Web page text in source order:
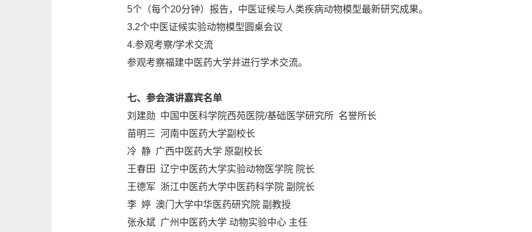
5个（每个20分钟）报告，中医证候与人类疾病动物模型最新研究成果。
3.2个中医证候实验动物模型圆桌会议
4.参观考察/学术交流
参观考察福建中医药大学并进行学术交流。
七、参会演讲嘉宾名单
刘建勋 中国中医科学院西苑医院/基础医学研究所 名誉所长
苗明三 河南中医药大学副校长
冷 静 广西中医药大学 原副校长
王春田 辽宁中医药大学实验动物医学院 院长
王德军 浙江中医药大学中医药科学院 副院长
李 婷 澳门大学中华医药研究院 副教授
张永斌 广州中医药大学 动物实验中心 主任